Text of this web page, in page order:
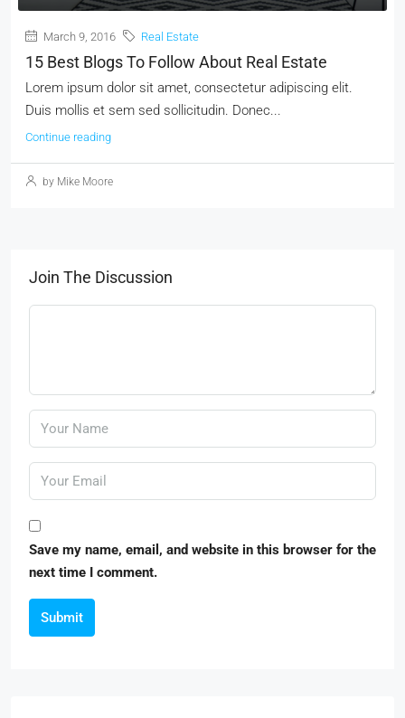
March 9, 2016 Real Estate
15 Best Blogs To Follow About Real Estate
Lorem ipsum dolor sit amet, consectetur adipiscing elit.
Duis mollis et sem sed sollicitudin. Donec...
Continue reading
by Mike Moore
Join The Discussion
Save my name, email, and website in this browser for the
next time I comment.
Submit